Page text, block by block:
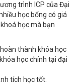
trình ICP của Đại
học bổng có giá
học mà bạn
thành khóa học
học chính tại đại
tích học tốt.